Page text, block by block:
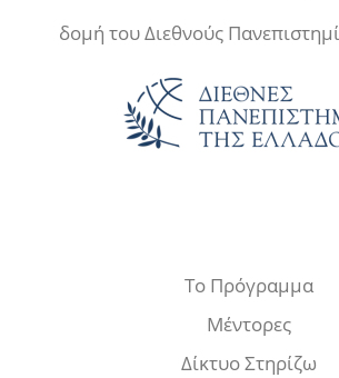
δομή του Διεθνούς
Το Πρόγραμμα
Μέντορες
Δίκτυο Στηρίζω